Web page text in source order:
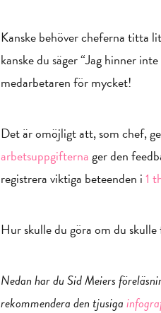
Kanske behöver cheferna titta
kanske du säger “Jag hinner
medarbetaren för mycket!
Det är omöjligt att, som chef,
arbetsuppgifternager den
registrera viktiga beteenden i1
Hur skulle du göra om du
Nedan har du Sid Meiers
rekommendera den tjusiga